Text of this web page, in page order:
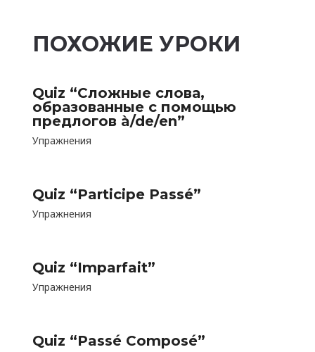
ПОХОЖИЕ УРОКИ
Quiz “Сложные слова,
образованные с помощью
предлогов à/de/en”
Упражнения
Quiz “Participe Passé”
Упражнения
Quiz “Imparfait”
Упражнения
Quiz “Passé Composé”